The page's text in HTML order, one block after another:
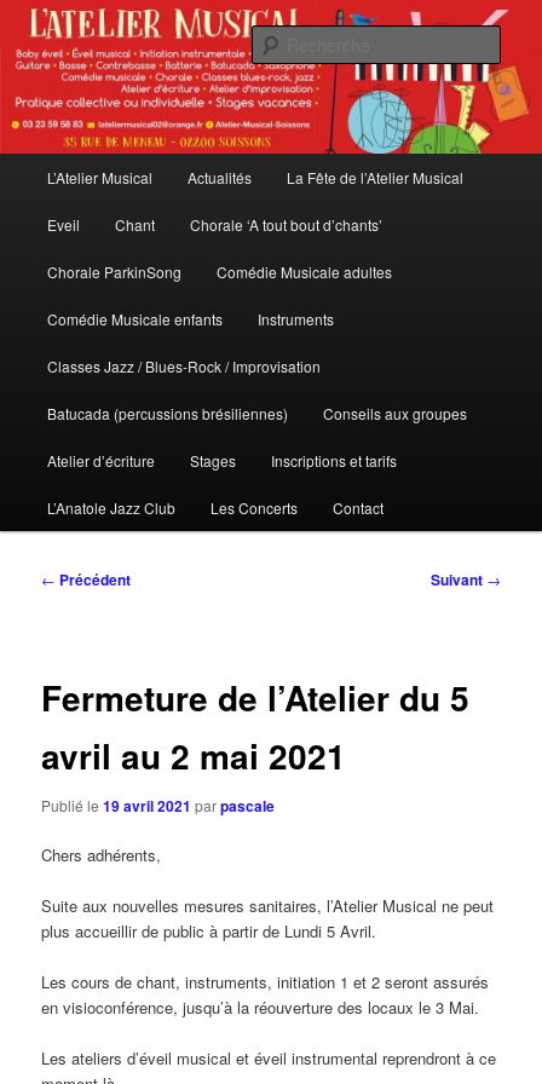
Aller
contenu
L'Atelier Musical
L’Atelier Musical Actualités La Fête de l’Atelier Musical
Eveil Chant Chorale ‘A tout bout d’chants’
Chorale ParkinSong Comédie Musicale adultes
Comédie Musicale enfants Instruments
Classes Jazz / Blues-Rock / Improvisation
Batucada (percussions brésiliennes) Conseils aux groupes
Atelier d’écriture Stages Inscriptions et tarifs
L’Anatole Jazz Club Les Concerts Contact
Navigation
← Précédent Suivant →
Fermeture de l’Atelier du 5
avril au 2 mai 2021
Publié le19 avril 2021 parpascale
Chers adhérents,
Suite aux nouvelles mesures sanitaires, l’Atelier Musical ne peut
plus accueillir de public à partir de Lundi 5 Avril.
Les cours de chant, instruments, initiation 1 et 2 seront assurés
en visioconférence, jusqu’à la réouverture des locaux le 3 Mai.
Les ateliers d’éveil musical et éveil instrumental reprendront à ce